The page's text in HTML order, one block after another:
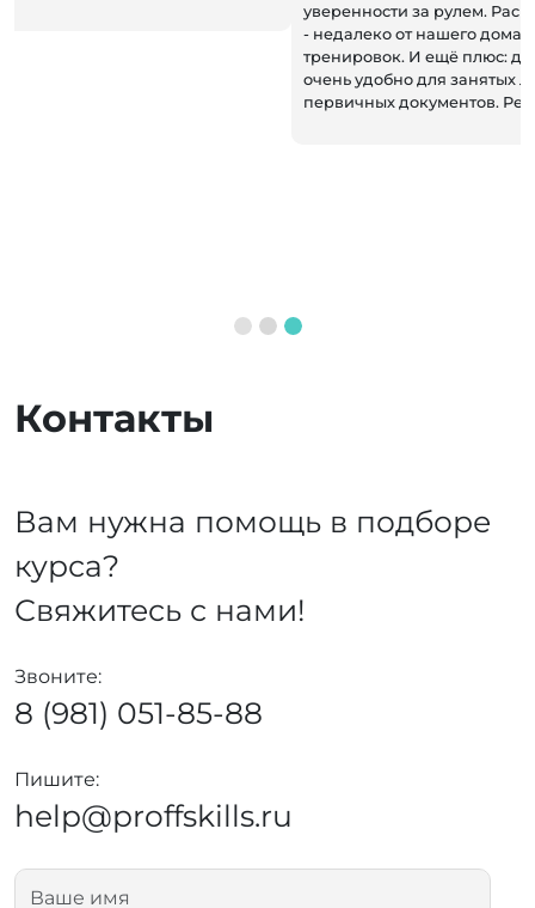
уверенности за рулем. Расположение автошколы удобное
- недалеко от нашего дома, что очень удобно для
тренировок. И ещё плюс: доступное онлайн обучение, что
очень удобно для занятых людей. Помогли со сбором
первичных документов. Рекомендую всем!
Контакты
Вам нужна помощь в подборе
курса?
Свяжитесь с нами!
Звоните:
8 (981) 051-85-88
Пишите:
help@proffskills.ru